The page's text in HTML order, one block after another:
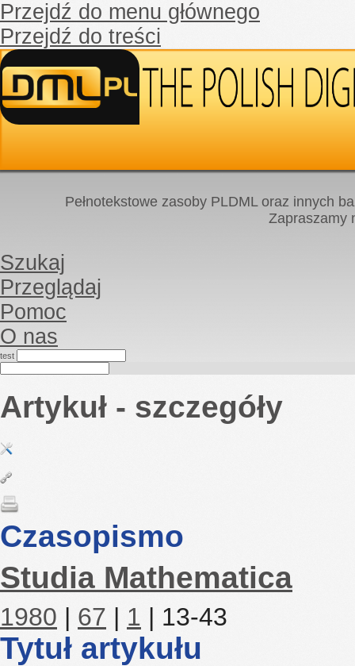
Przejdź do menu głównego
Przejdź do treści
Pełnotekstowe zasoby PLDML oraz innych
Zapraszamy
Szukaj
Przeglądaj
Pomoc
O nas
test
Artykuł - szczegóły
Czasopismo
Studia Mathematica
1980 | 67 | 1 | 13-43
Tytuł artykułu